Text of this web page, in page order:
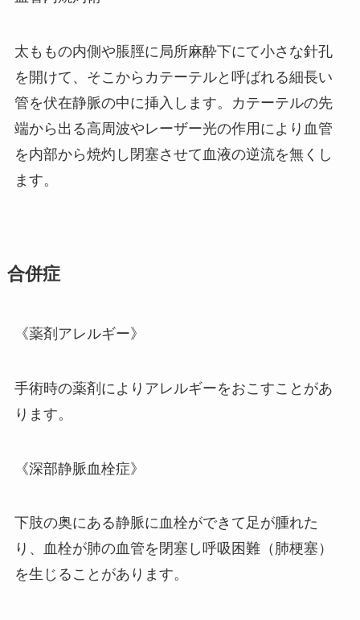
太ももの内側や脹脛に局所麻酔下にて小さな針孔
を開けて、そこからカテーテルと呼ばれる細長い
管を伏在静脈の中に挿入します。カテーテルの先
端から出る高周波やレーザー光の作用により血管
を内部から焼灼し閉塞させて血液の逆流を無くし
ます。
合併症
《薬剤アレルギー》
手術時の薬剤によりアレルギーをおこすことがあ
ります。
《深部静脈血栓症》
下肢の奥にある静脈に血栓ができて足が腫れた
り、血栓が肺の血管を閉塞し呼吸困難（肺梗塞）
を生じることがあります。